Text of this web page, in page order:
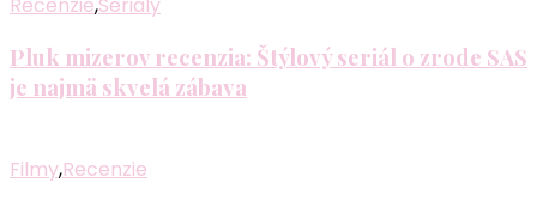
Pluk mizerov recenzia: Štýlový seriál o zrode SAS
je najmä skvelá zábava
Filmy,Recenzie